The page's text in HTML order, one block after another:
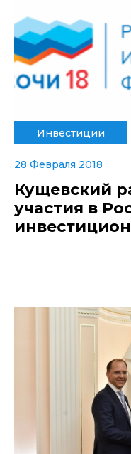
Инвестиции
28 Февраля 2018
Кущевский
участия в